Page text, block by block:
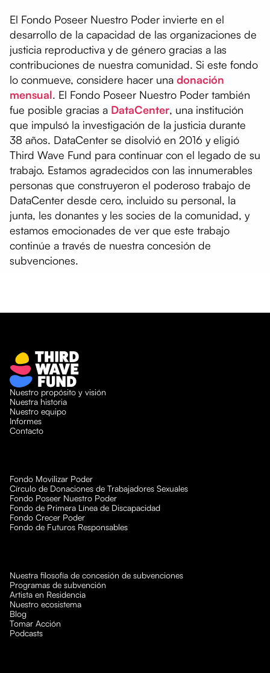
El Fondo Poseer Nuestro Poder invierte en el
desarrollo de la capacidad de las organizaciones de
justicia reproductiva y de género gracias a las
contribuciones de nuestra comunidad. Si este fondo
lo conmueve, considere hacer una donación
mensual. El Fondo Poseer Nuestro Poder también
fue posible gracias a DataCenter, una institución
que impulsó la investigación de la justicia durante
38 años. DataCenter se disolvió en 2016 y eligió
Third Wave Fund para continuar con el legado de su
trabajo. Estamos agradecidos con las innumerables
personas que construyeron el poderoso trabajo de
DataCenter desde cero, incluido su personal, la
junta, les donantes y les socies de la comunidad, y
estamos emocionades de ver que este trabajo
continúe a través de nuestra concesión de
subvenciones.
Nuestro propósito y visión
Nuestra historia
Nuestro equipo
Informes
Contacto
Fondo Movilizar Poder
Círculo de Donaciones de Trabajadores Sexuales
Fondo Poseer Nuestro Poder
Fondo de Primera Línea de Discapacidad
Fondo Crecer Poder
Fondo de Futuros Responsables
Nuestra filosofía de concesión de subvenciones
Programas de subvención
Artista en Residencia
Nuestro ecosistema
Blog
Tomar Acción
Podcasts